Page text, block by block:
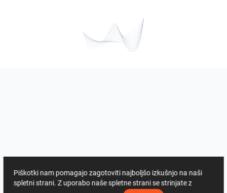
Piškotki nam pomagajo zagotoviti najboljšo izkušnjo na naši
spletni strani. Z uporabo naše spletne strani se strinjate z